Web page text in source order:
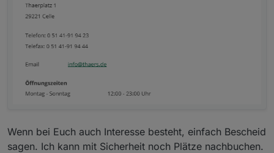
Wenn bei Euch auch Interesse besteht, einfach Bescheid
sagen. Ich kann mit Sicherheit noch Plätze nachbuchen.